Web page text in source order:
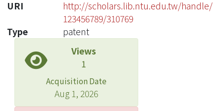
URI
http://scholars.lib.ntu.edu.tw/handle/
123456789/310769
Type
patent
Views
1
Acquisition Date
Aug 1, 2026